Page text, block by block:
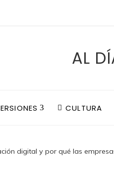
AL
CULTURA
digital y por qué las